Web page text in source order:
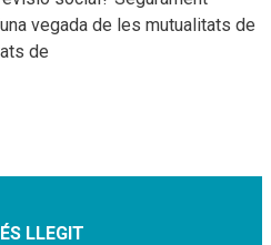
vegada de les mutualitats de
de
LLEGIT